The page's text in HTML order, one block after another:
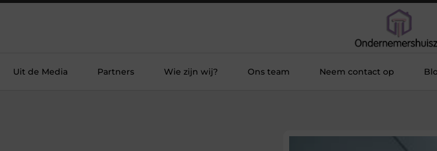
Uit de Media Partners Wie zijn wij? Ons team Neem contact op